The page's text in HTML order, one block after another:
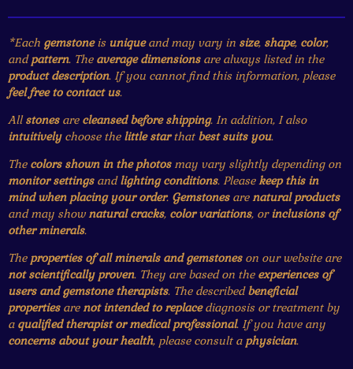
*Each gemstoneis uniqueand may vary in size, shape, color,
andpattern. The average dimensionsare always listed in the
product description. If you cannot find this information, please
feel free to contact us.
Allstonesare cleansed before shipping. In addition, I also
intuitivelychoose the little starthat best suits you.
The colors shown in the photosmay vary slightly depending on
monitor settingsandlighting conditions. Pleasekeep this in
mind when placing your order. Gemstonesarenatural products
and may shownatural cracks, color variations, orinclusions of
other minerals.
The properties of all minerals and gemstoneson our website are
not scientifically proven. They are based on the experiences of
users and gemstone therapists. The describedbeneficial
propertiesarenot intended to replacediagnosis or treatment by
a qualified therapist or medical professional. If you have any
concerns about your health, please consult a physician.